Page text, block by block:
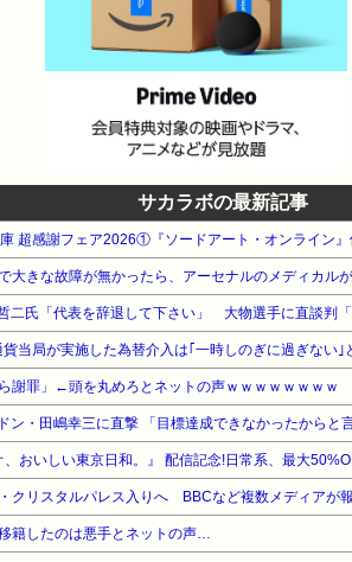
サカラボの最新記事
庫 超感謝フェア2026①『ソードアート・オンライン
大きな故障が無かったら、アーセナルのメディカル
二氏「代表を辞退して下さい」 大物選手に直談判
貨当局が実施した為替介入は｢一時しのぎに過ぎない｣
謝罪」←頭を丸めろとネットの声ｗｗｗｗｗｗｗｗ
ン・田嶋幸三に直撃 「目標達成できなかったからと
、おいしい東京日和。』 配信記念!日常系、最大
クリスタルパレス入りへ BBCなど複数メディアが
籍したのは悪手とネットの声…